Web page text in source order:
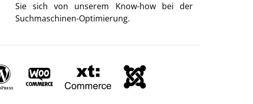
Sie sich von unserem Know-how bei der
Suchmaschinen-Optimierung.